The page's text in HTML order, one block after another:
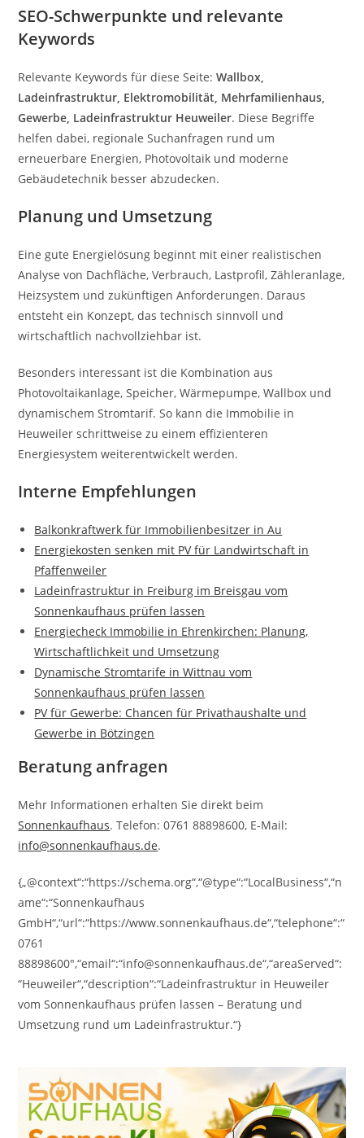
SEO-Schwerpunkte und relevante
Keywords
Relevante Keywords für diese Seite:Wallbox,
Ladeinfrastruktur, Elektromobilität, Mehrfamilienhaus,
Gewerbe, Ladeinfrastruktur Heuweiler. Diese Begriffe
helfen dabei, regionale Suchanfragen rund um
erneuerbare Energien, Photovoltaik und moderne
Gebäudetechnik besser abzudecken.
Planung und Umsetzung
Eine gute Energielösung beginnt mit einer realistischen
Analyse von Dachfläche, Verbrauch, Lastprofil, Zähleranlage,
Heizsystem und zukünftigen Anforderungen. Daraus
entsteht ein Konzept, das technisch sinnvoll und
wirtschaftlich nachvollziehbar ist.
Besonders interessant ist die Kombination aus
Photovoltaikanlage, Speicher, Wärmepumpe, Wallbox und
dynamischem Stromtarif. So kann die Immobilie in
Heuweiler schrittweise zu einem effizienteren
Energiesystem weiterentwickelt werden.
Interne Empfehlungen
Balkonkraftwerk für Immobilienbesitzer in Au
Energiekosten senken mit PV für Landwirtschaft in
Pfaffenweiler
Ladeinfrastruktur in Freiburg im Breisgau vom
Sonnenkaufhaus prüfen lassen
Energiecheck Immobilie in Ehrenkirchen: Planung,
Wirtschaftlichkeit und Umsetzung
Dynamische Stromtarife in Wittnau vom
Sonnenkaufhaus prüfen lassen
PV für Gewerbe: Chancen für Privathaushalte und
Gewerbe in Bötzingen
Beratung anfragen
Mehr Informationen erhalten Sie direkt beim
Sonnenkaufhaus. Telefon: 0761 88898600, E-Mail:
info@sonnenkaufhaus.de.
{„@context“:“https://schema.org“,“@type“:“LocalBusiness“,“n
ame“:“Sonnenkaufhaus
GmbH“,“url“:“https://www.sonnenkaufhaus.de“,“telephone“:“
0761
88898600″,“email“:“info@sonnenkaufhaus.de“,“areaServed“:
“Heuweiler“,“description“:“Ladeinfrastruktur in Heuweiler
vom Sonnenkaufhaus prüfen lassen – Beratung und
Umsetzung rund um Ladeinfrastruktur.“}